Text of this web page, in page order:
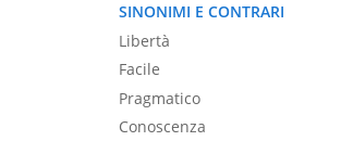
SINONIMI E CONTRARI
Libertà
Facile
Pragmatico
Conoscenza